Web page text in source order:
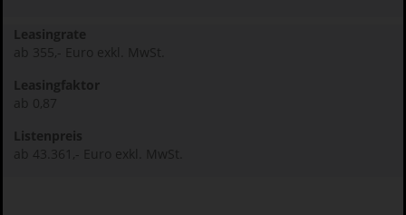
Leasingrate
ab 355,- Euro exkl. MwSt.
Leasingfaktor
ab 0,87
Listenpreis
ab 43.361,- Euro exkl. MwSt.